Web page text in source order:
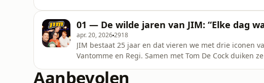
Cock elke aflevering terug op
01 — De wilde jaren van JIM: “Elke dag
apr. 20, 20262918
JIM bestaat 25 jaar en dat vieren we met drie iconen
Vantomme en Regi. Samen met Tom De Cock duiken
van Snoop Dogg. In Flashback blikt Tom De Cock elke
Aanbevolen